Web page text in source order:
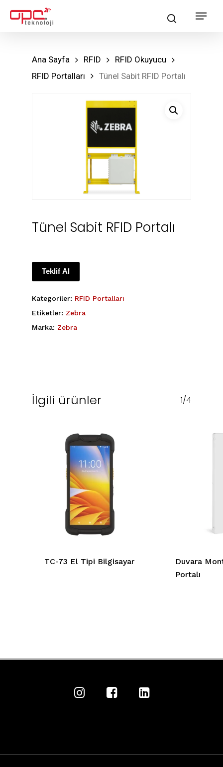
searchMenu
Ana Sayfa RFID
RFID Okuyucu
RFID Portalları
Tünel Sabit RFID Portalı
Tünel Sabit RFID Portalı
Teklif Al
Kategoriler: RFID Portalları
Etiketler: Zebra
Marka: Zebra
İlgili ürünler 1/4
TC-73 El Tipi Bilgisayar
Duvara
Portalı